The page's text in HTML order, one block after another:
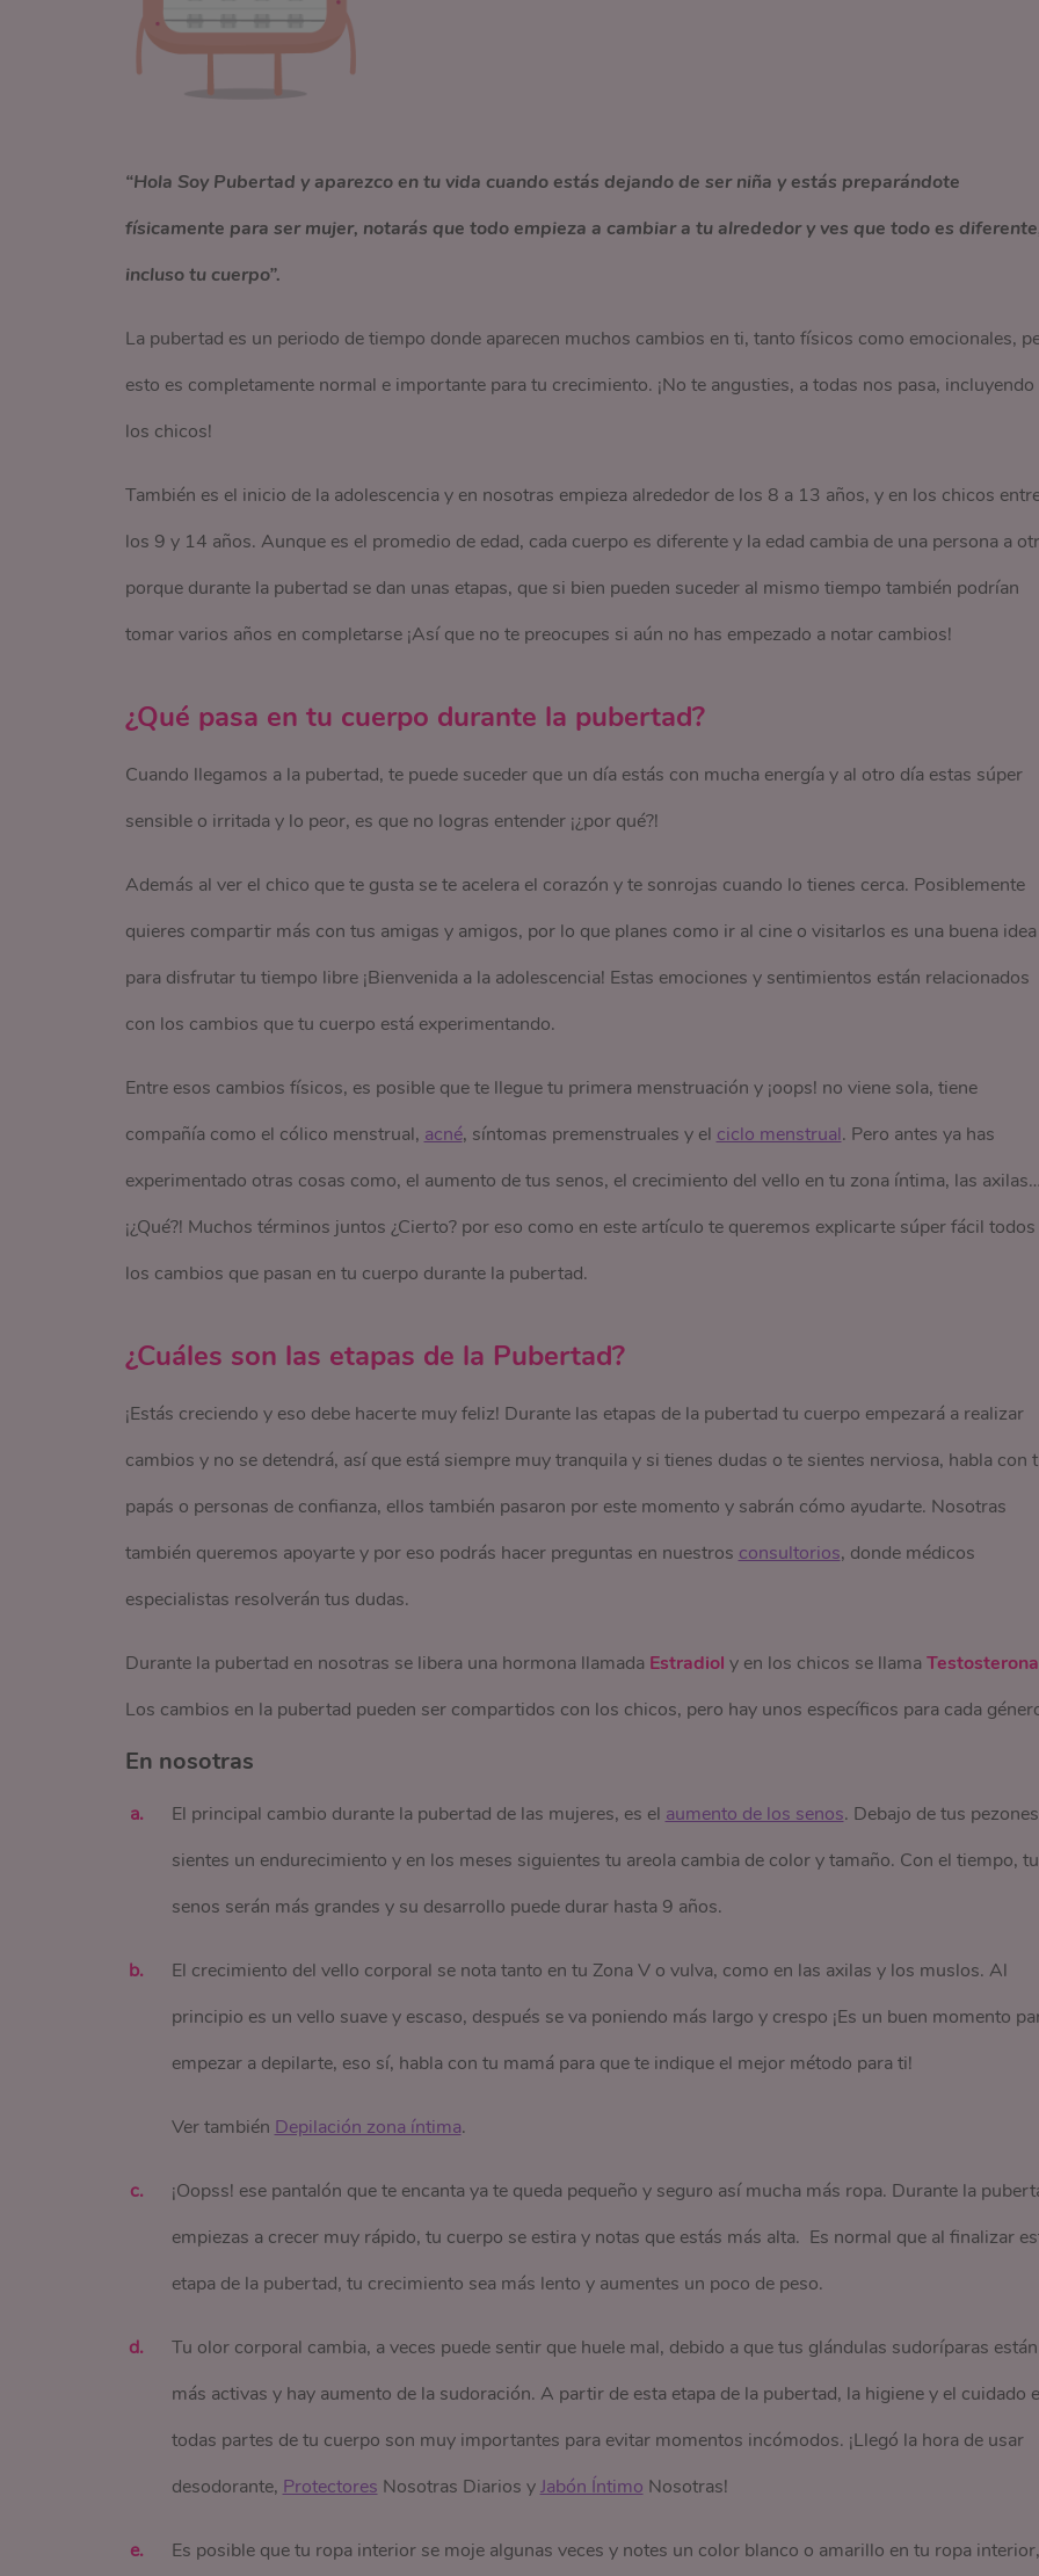
“Hola Soy Pubertad y aparezco en tu vida cuando estás dejando de ser niña y estás preparándote
físicamente para ser mujer, notarás que todo empieza a cambiar a tu alrededor y ves que todo es
incluso tu cuerpo”.
La pubertad es un periodo de tiempo donde aparecen muchos cambios en ti, tanto físicos como emocionales,
esto es completamente normal e importante para tu crecimiento. ¡No te angusties, a todas nos pasa, incluyendo
los chicos!
También es el inicio de la adolescencia y en nosotras empieza alrededor de los 8 a 13 años, y en los chicos
los 9 y 14 años. Aunque es el promedio de edad, cada cuerpo es diferente y la edad cambia de una persona a
porque durante la pubertad se dan unas etapas, que si bien pueden suceder al mismo tiempo también podrían
tomar varios años en completarse ¡Así que no te preocupes si aún no has empezado a notar cambios!
¿Qué pasa en tu cuerpo durante la pubertad?
Cuando llegamos a la pubertad, te puede suceder que un día estás con mucha energía y al otro día estas súper
sensible o irritada y lo peor, es que no logras entender ¡¿por qué?!
Además al ver el chico que te gusta se te acelera el corazón y te sonrojas cuando lo tienes cerca. Posiblemente
quieres compartir más con tus amigas y amigos, por lo que planes como ir al cine o visitarlos es una buena idea
para disfrutar tu tiempo libre ¡Bienvenida a la adolescencia! Estas emociones y sentimientos están relacionados
con los cambios que tu cuerpo está experimentando.
Entre esos cambios físicos, es posible que te llegue tu primera menstruación y ¡oops! no viene sola, tiene
compañía como el cólico menstrual, acné, síntomas premenstruales y el ciclo menstrual. Pero antes ya has
experimentado otras cosas como, el aumento de tus senos, el crecimiento del vello en tu zona íntima, las
¡¿Qué?! Muchos términos juntos ¿Cierto? por eso como en este artículo te queremos explicarte súper fácil todos
los cambios que pasan en tu cuerpo durante la pubertad.
¿Cuáles son las etapas de la Pubertad?
¡Estás creciendo y eso debe hacerte muy feliz! Durante las etapas de la pubertad tu cuerpo empezará a realizar
cambios y no se detendrá, así que está siempre muy tranquila y si tienes dudas o te sientes nerviosa, habla con
papás o personas de confianza, ellos también pasaron por este momento y sabrán cómo ayudarte. Nosotras
también queremos apoyarte y por eso podrás hacer preguntas en nuestros consultorios, donde médicos
especialistas resolverán tus dudas.
Durante la pubertad en nosotras se libera una hormona llamada Estradiol y en los chicos se llama
Los cambios en la pubertad pueden ser compartidos con los chicos, pero hay unos específicos para cada
En nosotras
El principal cambio durante la pubertad de las mujeres, es el aumento de los senos. Debajo de tus pezones
sientes un endurecimiento y en los meses siguientes tu areola cambia de color y tamaño. Con el tiempo,
senos serán más grandes y su desarrollo puede durar hasta 9 años.
El crecimiento del vello corporal se nota tanto en tu Zona V o vulva, como en las axilas y los muslos. Al
principio es un vello suave y escaso, después se va poniendo más largo y crespo ¡Es un buen momento
empezar a depilarte, eso sí, habla con tu mamá para que te indique el mejor método para ti!
Ver también Depilación zona íntima.
¡Oopss! ese pantalón que te encanta ya te queda pequeño y seguro así mucha más ropa. Durante la
empiezas a crecer muy rápido, tu cuerpo se estira y notas que estás más alta. Es normal que al finalizar
etapa de la pubertad, tu crecimiento sea más lento y aumentes un poco de peso.
Tu olor corporal cambia, a veces puede sentir que huele mal, debido a que tus glándulas sudoríparas están
más activas y hay aumento de la sudoración. A partir de esta etapa de la pubertad, la higiene y el cuidado
todas partes de tu cuerpo son muy importantes para evitar momentos incómodos. ¡Llegó la hora de usar
desodorante, Protectores Nosotras Diarios yJabón Íntimo Nosotras!
Es posible que tu ropa interior se moje algunas veces y notes un color blanco o amarillo en tu ropa